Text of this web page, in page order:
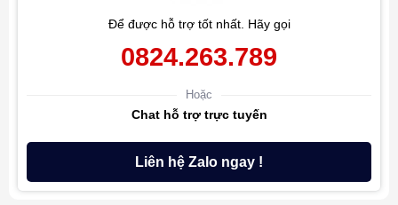
Để được hỗ trợ tốt nhất. Hãy gọi
0824.263.789
Hoặc
Chat hỗ trợ trực tuyến
Liên hệ Zalo ngay !